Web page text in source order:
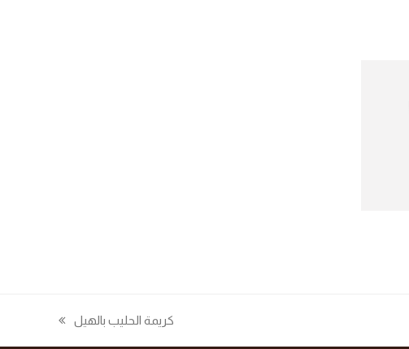
next
كريمة الحليب بالهيل